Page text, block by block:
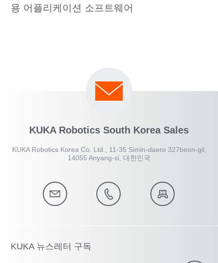
용 어플리케이션 소프트웨어
KUKA Robotics South Korea Sales
KUKA Robotics Korea Co. Ltd., 11-35 Simin-daero 327beon-gil,
14055 Anyang-si, 대한민국
KUKA 뉴스레터 구독